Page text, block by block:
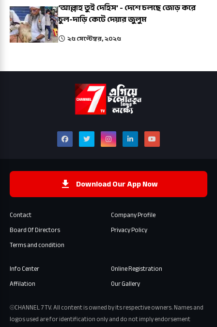
‘আল্লাহ তুই দেহিস’ - দেশে চলছে জোড় করে
চুল-দাড়ি কেটে দেয়ার জুলুম
২৫ সেপ্টেম্বর, ২০২৫
Download Our App Now
Contact
Company Profile
Board Of Directors
Privacy Policy
Terms and condition
Info Center
Online Registration
Affilation
Our Gallery
⦾CHANNEL 7 TV. All content is owned by its respective owners. Names and
logos used are for identification only and do not imply endorsement